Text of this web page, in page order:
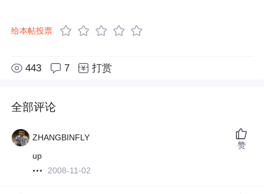
给本帖投票
443 7 打赏
全部评论
ZHANGBINFLY
up
2008-11-02
赞